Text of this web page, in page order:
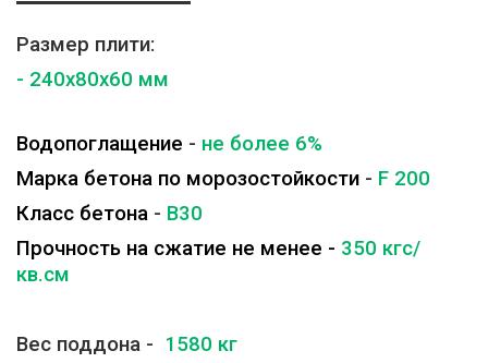
Размер плити:
- 240x80x60 мм
Водопоглащение - не более 6%
Марка бетона по морозостойкости - F 200
Класс бетона - B30
Прочность на сжатие не менее - 350 кгс/
кв.см
Вес поддона - 1580 кг